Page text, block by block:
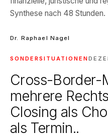
Synthese nach 48 Stunden.
Dr. Raphael Nagel
SONDERSITUATIONEN
Cross-Border-
mehrere
Closing als
als Termin..